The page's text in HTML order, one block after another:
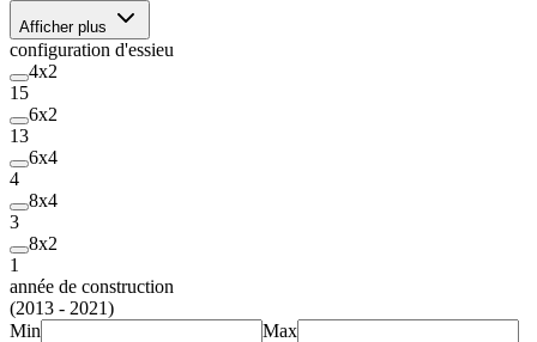
Afficher plus
configuration d'essieu
4x2
15
6x2
13
6x4
4
8x4
3
8x2
1
année de construction
(2013 - 2021)
Min
Max